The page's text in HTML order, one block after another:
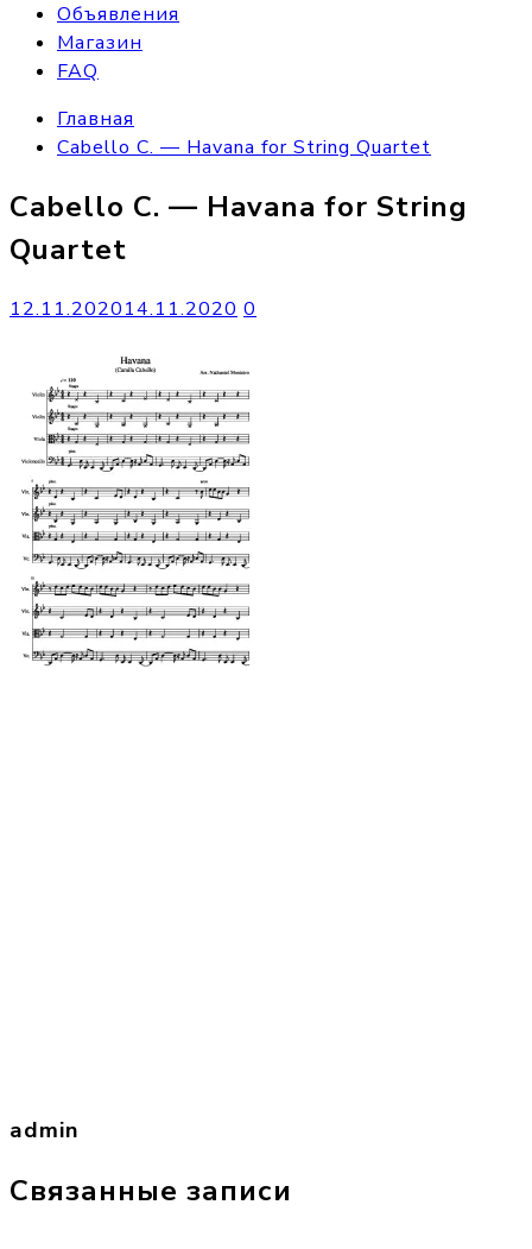
Объявления
Магазин
FAQ
Главная
Cabello C. — Havana for String Quartet
Cabello C. — Havana for String
Quartet
12.11.202014.11.2020 0
admin
Связанные записи